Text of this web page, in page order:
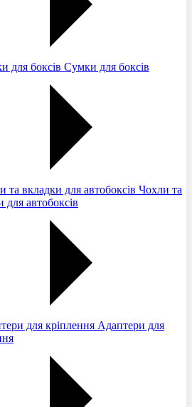
Сумки для боксів
Чохли та
для автобоксів
Адаптери для